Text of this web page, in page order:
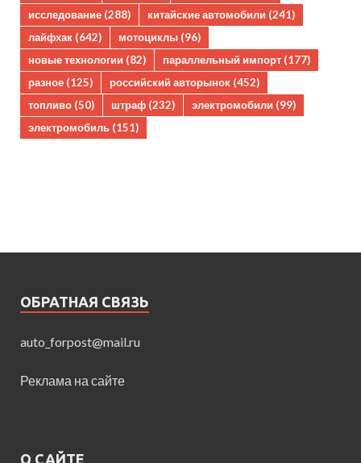
исследование (288) китайские автомобили (241)
лайфхак (642) мотоциклы (96)
новые технологии (82) параллельный импорт (177)
разное (125) российский авторынок (452)
топливо (50) штраф (232) электромобили (99)
электромобиль (151)
ОБРАТНАЯ СВЯЗЬ
auto_forpost@mail.ru
Реклама на сайте
О САЙТЕ